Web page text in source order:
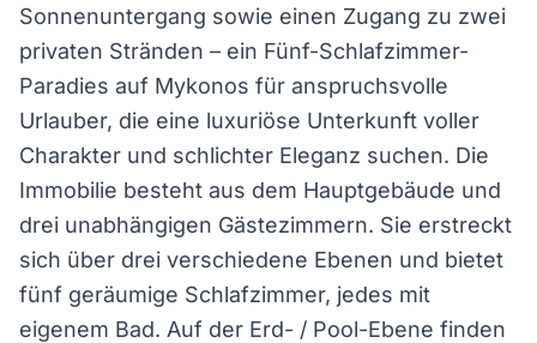
Sonnenuntergang sowie einen Zugang zu zwei
privaten Stränden – ein Fünf-Schlafzimmer-
Paradies auf Mykonos für anspruchsvolle
Urlauber, die eine luxuriöse Unterkunft voller
Charakter und schlichter Eleganz suchen. Die
Immobilie besteht aus dem Hauptgebäude und
drei unabhängigen Gästezimmern. Sie erstreckt
sich über drei verschiedene Ebenen und bietet
fünf geräumige Schlafzimmer, jedes mit
eigenem Bad. Auf der Erd- / Pool-Ebene finden